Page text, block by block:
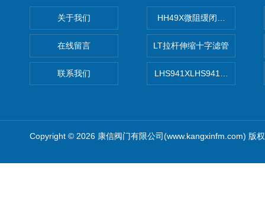
关于我们
在线留言
联系我们
HH49X微阻缓闭蝶式止回阀
LT拉杆伸缩十字滤管
LHS941XLHS941X调压调流
Copyright © 2026 康信阀门有限公司(www.kangxinfm.com) 版